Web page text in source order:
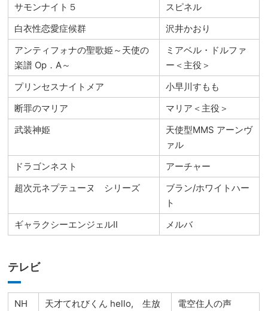
サモンナイト５
スピネル
白衣性恋愛症候群
沢井かおり
アンティフォナの聖歌姫～天使の
楽譜 Op．A～
ミアベル・ドルファ
ー＜主役＞
プリンセスナイトメア
小早川すもも
断罪のマリア
マリア＜主役＞
武装神姫
天使型MMS アーンヴ
ァル
ドラゴンネスト
アーチャー
超次元ネプテューヌ シリーズ
ブラン/ホワイトハー
ト
ギャラクシーエンジェルⅡ
メルバ
テレビ
NH
天才てれびくん hello, 生放
電空住人の声